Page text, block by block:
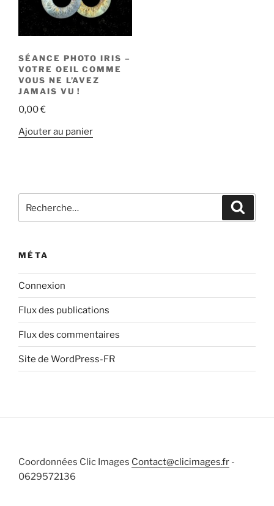
SÉANCE PHOTO IRIS –
VOTRE OEIL COMME
VOUS NE L’AVEZ
JAMAIS VU !
0,00€
Ajouter au panier
pour
MÉTA
Connexion
Flux des publications
Flux des commentaires
Site de WordPress-FR
Coordonnées Clic Images Contact@clicimages.fr -
0629572136